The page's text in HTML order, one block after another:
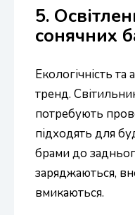
5.
сонячних
Екологічність
тренд.
потребують
підходять для
брами до
заряджаються,
вмикаються.